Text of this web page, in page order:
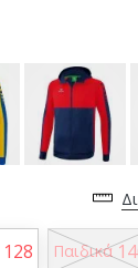
128 Παιδικά